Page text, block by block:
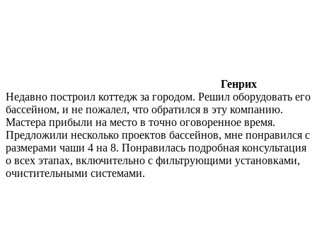
Генрих
Недавно построил коттедж за городом. Решил оборудовать его
бассейном, и не пожалел, что обратился в эту компанию.
Мастера прибыли на место в точно оговоренное время.
Предложили несколько проектов бассейнов, мне понравился с
размерами чаши 4 на 8. Понравилась подробная консультация
о всех этапах, включительно с фильтрующими установками,
очистительными системами.